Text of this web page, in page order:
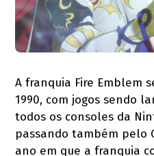
A franquia Fire Emblem
1990, com jogos sendo
todos os consoles da
passando também pelo
ano em que a franquia